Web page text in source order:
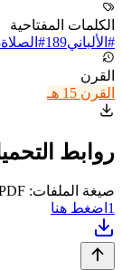
الكلمات المفتاحية
# الألباني189
# الصلاة
القرن
القرن 15 هـ
روابط
صيغة الملفات: PDF
1 اضغط هنا